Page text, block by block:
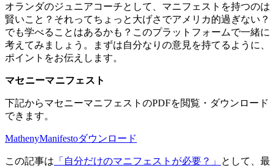
オランダのジュニアコーチとして、マニフェストを持つのは
賢いこと？それってちょっと大げさでアメリカ的過ぎない？
でも学べることはあるかも？このプラットフォームで一緒に
考えてみましょう。まずは自分なりの意見を持てるように、
ポイントをお伝えします。
マセニーマニフェスト
下記からマセニーマニフェストのPDFを閲覧・ダウンロード
できます。
MathenyManifestoダウンロード
この記事は 「自分だけのマニフェストが必要？」
として、最